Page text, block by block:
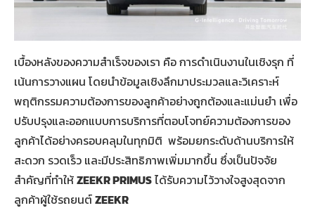
เบื้องหลังของความสำเร็จของเรา คือ การดำเนินงานในเชิงรุก ที่
เน้นการวางแผน โดยนำข้อมูลเชิงลึกมาประมวลและวิเคราะห์
พฤติกรรมความต้องการของลูกค้าอย่างถูกต้องและแม่นยำ เพื่อ
ปรับปรุงและออกแบบการบริการที่ตอบโจทย์ความต้องการของ
ลูกค้าได้อย่างครอบคลุมในทุกมิติ พร้อมยกระดับด้านบริการให้
สะดวก รวดเร็ว และมีประสิทธิภาพเพิ่มมากขึ้น ซึ่งเป็นปัจจัย
สำคัญที่ทำให้ZEEKR PRIMUSได้รับความไว้วางใจสูงสุดจาก
ลูกค้าผู้ใช้รถยนต์ZEEKR